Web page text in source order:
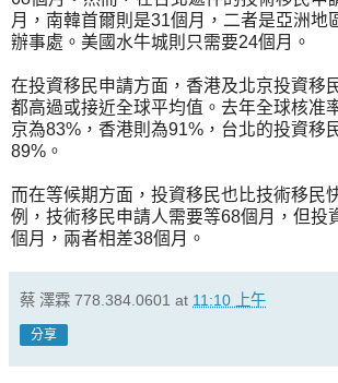
月，南韓首爾則是31個月，二者是亞洲地
辦事處。美國水牛城則只需要24個月。
在投資移民申請方面，香港及北京投資移
都高過或接近全球平均值。去年全球核准
京為83%，香港則為91%，台北的投資移
89%。
而在等候期方面，投資移民也比技術移民
例，技術移民申請人需要等68個月，但投
個月，兩者相差38個月。
蔡 澤霖 778.384.0601 at 11:10 上午
分享